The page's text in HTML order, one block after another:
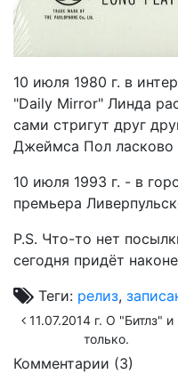
10 июля 1980 г. в
"Daily Mirror" Линда
сами стригут друг
Джеймса Пол ласково
10 июля 1993 г. - в
премьера
P.S. Что-то нет
сегодня придёт
Теги: релиз,
11.07.2014 г. О "Битлз" и
только.
Комментарии (3)